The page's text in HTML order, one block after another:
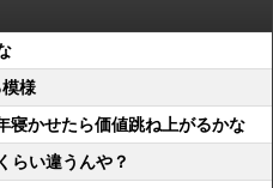
様
寝かせたら価値跳ね上がるかな
らい違うんや？